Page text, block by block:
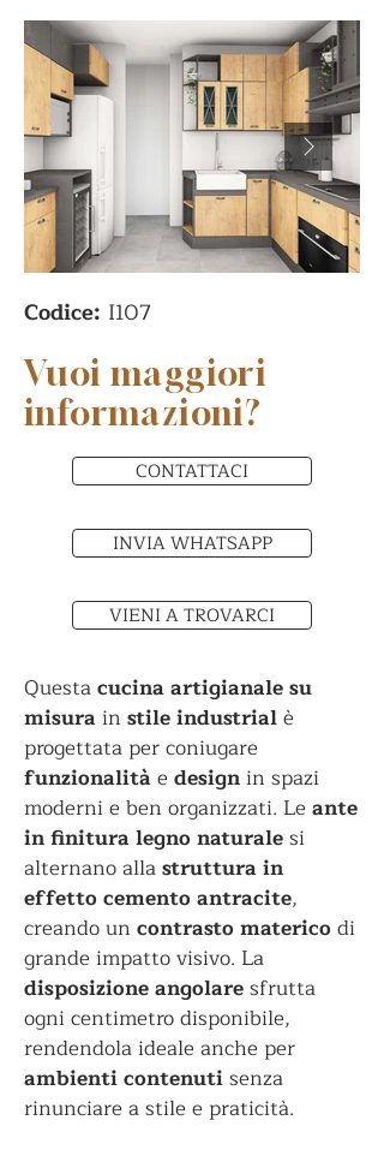
Codice: I107
Vuoi maggiori
informazioni?
CONTATTACI
INVIA WHATSAPP
VIENI A TROVARCI
Questacucina artigianale su
misurain stile industrialè
progettata per coniugare
funzionalitàe designin spazi
moderni e ben organizzati. Le ante
in finitura legno naturalesi
alternano allastruttura in
effetto cemento antracite,
creando un contrasto materico di
grande impatto visivo. La
disposizione angolaresfrutta
ogni centimetro disponibile,
rendendola ideale anche per
ambienti contenutisenza
rinunciare a stile e praticità.